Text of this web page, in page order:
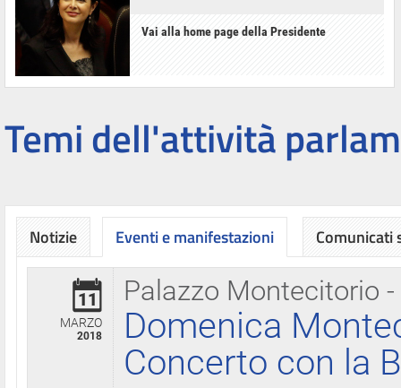
Vai alla home page della Presidente
Temi dell'attività
Notizie Eventi e manifestazioni
Palazzo Montecitorio
11
MARZO
2018
Domenica
Concerto con la
Comunicati